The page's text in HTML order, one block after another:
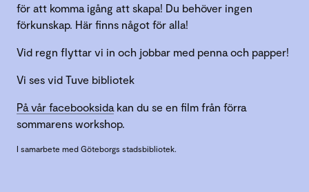
för att komma igång att skapa! Du behöver ingen
förkunskap. Här finns något för alla!
Vid regn flyttar vi in och jobbar med penna och papper!
Vi ses vid Tuve bibliotek
På vår facebooksida kan du se en film från förra
sommarens workshop.
I samarbete med Göteborgs stadsbibliotek.